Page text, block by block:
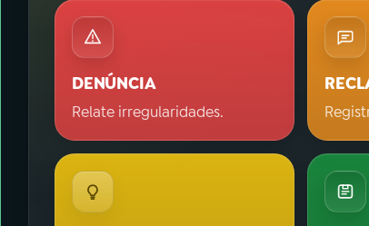
DENÚNCIA
Relate irregularidades.